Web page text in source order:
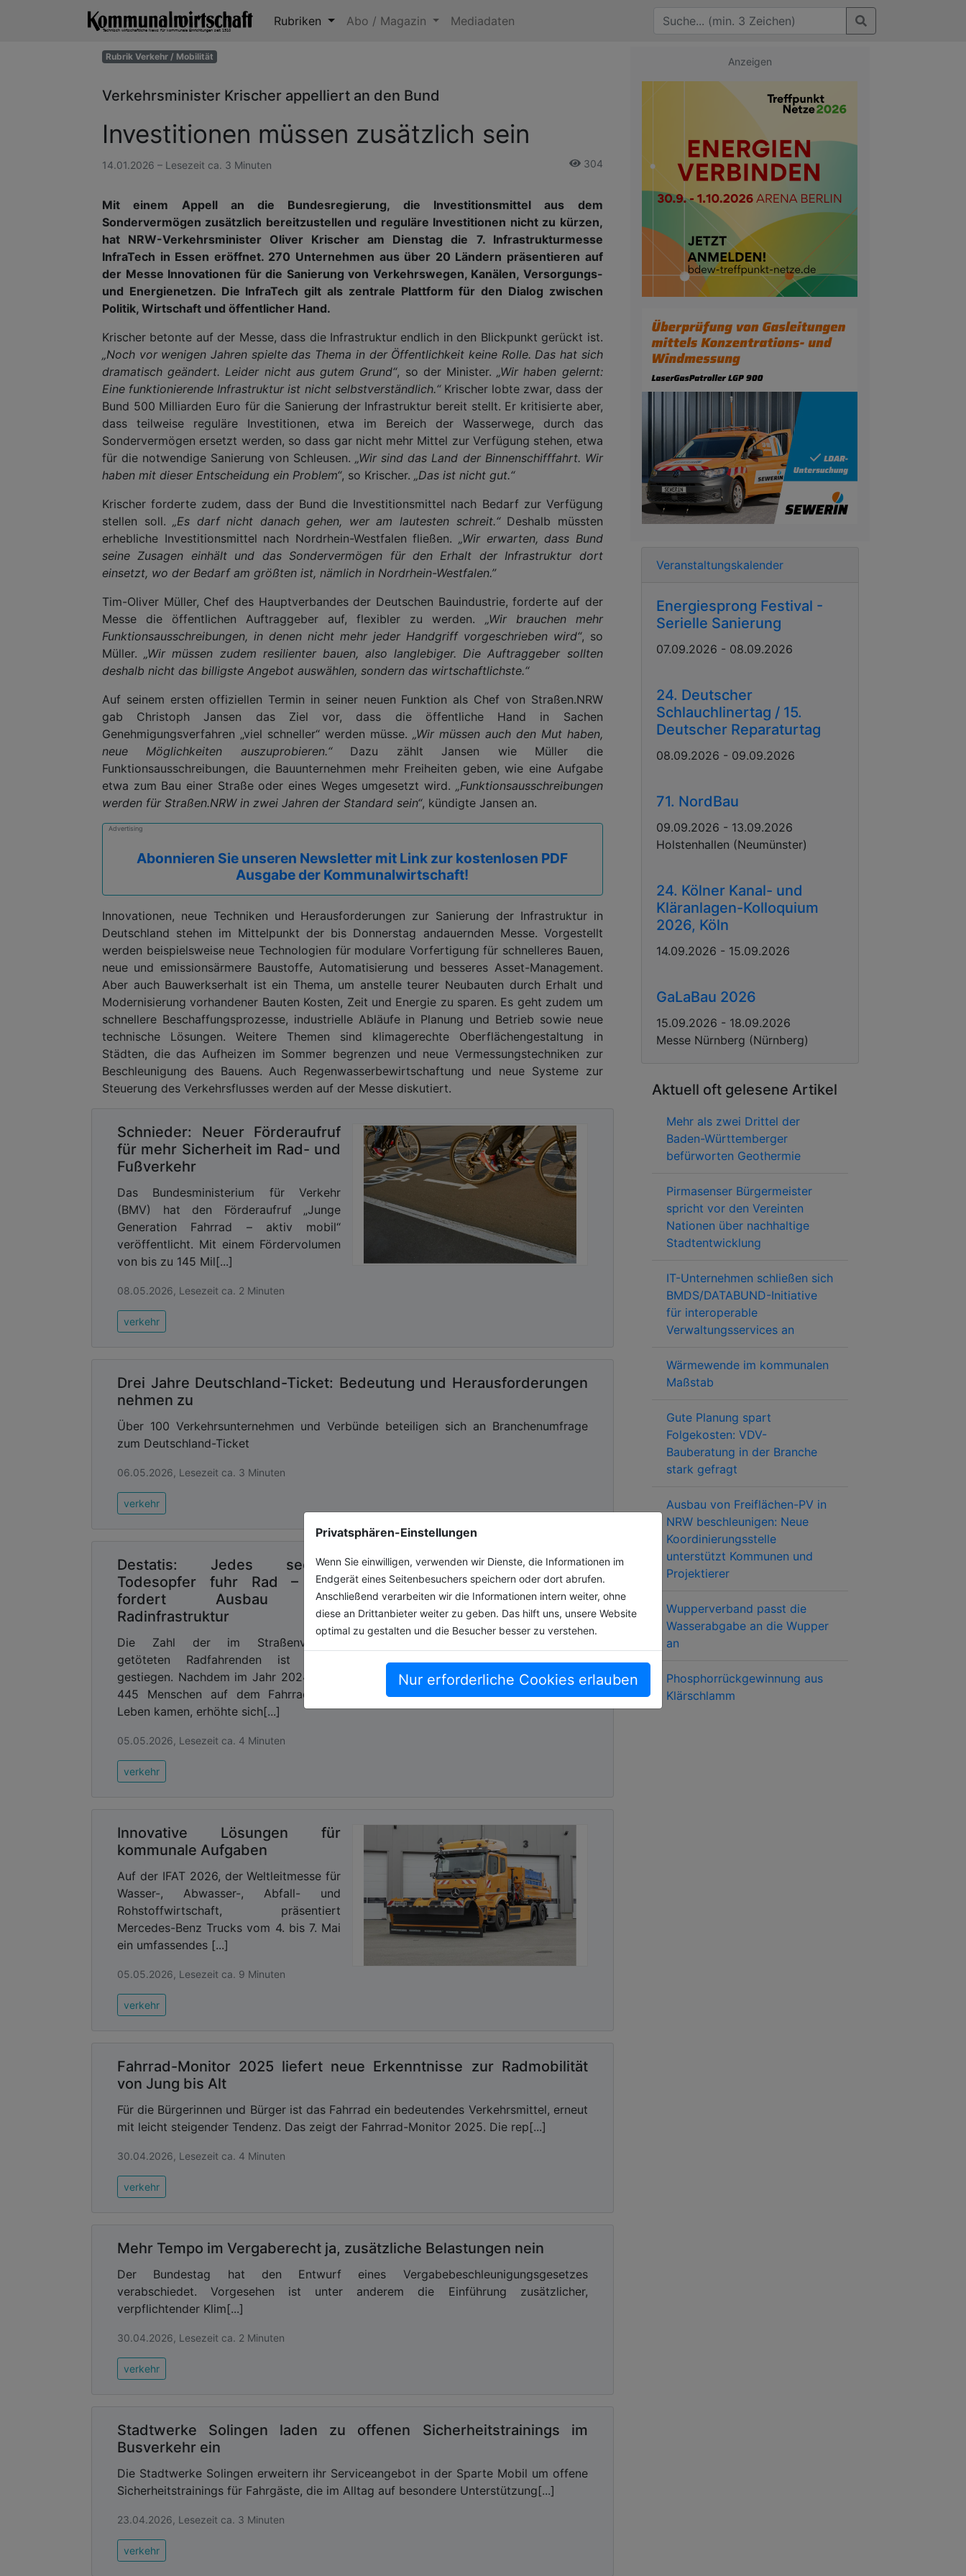
Rubriken Abo / Magazin Mediadaten
Privatsphären-Einstellungen
Wenn Sie einwilligen, verwenden wir Dienste, die Informationen im
Endgerät eines Seitenbesuchers speichern oder dort abrufen.
Anschließend verarbeiten wir die Informationen intern weiter, ohne
diese an Drittanbieter weiter zu geben. Das hilft uns, unsere Website
optimal zu gestalten und die Besucher besser zu verstehen.
Nur erforderliche Cookies erlauben
Rubrik Verkehr / Mobilität
Verkehrsminister Krischer appelliert an den Bund
Investitionen müssen zusätzlich sein
14.01.2026 – Lesezeit ca. 3 Minuten 304
Mit einem Appell an die Bundesregierung, die Investitionsmittel aus dem
Sondervermögen zusätzlich bereitzustellen und reguläre Investitionen nicht zu kürzen,
hat NRW-Verkehrsminister Oliver Krischer am Dienstag die 7. Infrastrukturmesse
InfraTech in Essen eröffnet. 270 Unternehmen aus über 20 Ländern präsentieren auf
der Messe Innovationen für die Sanierung von Verkehrswegen, Kanälen, Versorgungs-
und Energienetzen. Die InfraTech gilt als zentrale Plattform für den Dialog zwischen
Politik, Wirtschaft und öffentlicher Hand.
Krischer betonte auf der Messe, dass die Infrastruktur endlich in den Blickpunkt gerückt ist.
„Noch vor wenigen Jahren spielte das Thema in der Öffentlichkeit keine Rolle. Das hat sich
dramatisch geändert. Leider nicht aus gutem Grund“, so der Minister. „Wir haben gelernt:
Eine funktionierende Infrastruktur ist nicht selbstverständlich.“Krischer lobte zwar, dass der
Bund 500 Milliarden Euro für die Sanierung der Infrastruktur bereit stellt. Er kritisierte aber,
dass teilweise reguläre Investitionen, etwa im Bereich der Wasserwege, durch das
Sondervermögen ersetzt werden, so dass gar nicht mehr Mittel zur Verfügung stehen, etwa
für die notwendige Sanierung von Schleusen. „Wir sind das Land der Binnenschifffahrt. Wir
haben mit dieser Entscheidung ein Problem“, so Krischer. „Das ist nicht gut.“
Krischer forderte zudem, dass der Bund die Investitionsmittel nach Bedarf zur Verfügung
stellen soll. „Es darf nicht danach gehen, wer am lautesten schreit.“Deshalb müssten
erhebliche Investitionsmittel nach Nordrhein-Westfalen fließen. „Wir erwarten, dass Bund
seine Zusagen einhält und das Sondervermögen für den Erhalt der Infrastruktur dort
einsetzt, wo der Bedarf am größten ist, nämlich in Nordrhein-Westfalen.”
Tim-Oliver Müller, Chef des Hauptverbandes der Deutschen Bauindustrie, forderte auf der
Messe die öffentlichen Auftraggeber auf, flexibler zu werden. „Wir brauchen mehr
Funktionsausschreibungen, in denen nicht mehr jeder Handgriff vorgeschrieben wird“, so
Müller. „Wir müssen zudem resilienter bauen, also langlebiger. Die Auftraggeber sollten
deshalb nicht das billigste Angebot auswählen, sondern das wirtschaftlichste.“
Auf seinem ersten offiziellen Termin in seiner neuen Funktion als Chef von Straßen.NRW
gab Christoph Jansen das Ziel vor, dass die öffentliche Hand in Sachen
Genehmigungsverfahren „viel schneller“ werden müsse. „Wir müssen auch den Mut haben,
neue Möglichkeiten auszuprobieren.“Dazu zählt Jansen wie Müller die
Funktionsausschreibungen, die Bauunternehmen mehr Freiheiten geben, wie eine Aufgabe
etwa zum Bau einer Straße oder eines Weges umgesetzt wird. „Funktionsausschreibungen
werden für Straßen.NRW in zwei Jahren der Standard sein“, kündigte Jansen an.
Advertising
Abonnieren Sie unseren Newsletter mit Link zur kostenlosen PDF
Ausgabe der Kommunalwirtschaft!
Innovationen, neue Techniken und Herausforderungen zur Sanierung der Infrastruktur in
Deutschland stehen im Mittelpunkt der bis Donnerstag andauernden Messe. Vorgestellt
werden beispielsweise neue Technologien für modulare Vorfertigung für schnelleres Bauen,
neue und emissionsärmere Baustoffe, Automatisierung und besseres Asset-Management.
Aber auch Bauwerkserhalt ist ein Thema, um anstelle teurer Neubauten durch Erhalt und
Modernisierung vorhandener Bauten Kosten, Zeit und Energie zu sparen. Es geht zudem um
schnellere Beschaffungsprozesse, industrielle Abläufe in Planung und Betrieb sowie neue
technische Lösungen. Weitere Themen sind klimagerechte Oberflächengestaltung in
Städten, die das Aufheizen im Sommer begrenzen und neue Vermessungstechniken zur
Beschleunigung des Bauens. Auch Regenwasserbewirtschaftung und neue Systeme zur
Steuerung des Verkehrsflusses werden auf der Messe diskutiert.
Schnieder: Neuer Förderaufruf
für mehr Sicherheit im Rad- und
Fußverkehr
Das Bundesministerium für Verkehr
(BMV) hat den Förderaufruf „Junge
Generation Fahrrad – aktiv mobil“
veröffentlicht. Mit einem Fördervolumen
von bis zu 145 Mil[...]
08.05.2026, Lesezeit ca. 2 Minuten
verkehr
Drei Jahre Deutschland-Ticket: Bedeutung und Herausforderungen
nehmen zu
Über 100 Verkehrsunternehmen und Verbünde beteiligen sich an Branchenumfrage
zum Deutschland-Ticket
06.05.2026, Lesezeit ca. 3 Minuten
verkehr
Destatis: Jedes sechste
Todesopfer fuhr Rad – DVR
fordert Ausbau der
Radinfrastruktur
Die Zahl der im Straßenverkehr
getöteten Radfahrenden ist erneut
gestiegen. Nachdem im Jahr 2024 noch
445 Menschen auf dem Fahrrad ums
Leben kamen, erhöhte sich[...]
05.05.2026, Lesezeit ca. 4 Minuten
verkehr
Innovative Lösungen für
kommunale Aufgaben
Auf der IFAT 2026, der Weltleitmesse für
Wasser-, Abwasser-, Abfall- und
Rohstoffwirtschaft, präsentiert
Mercedes-Benz Trucks vom 4. bis 7. Mai
ein umfassendes [...]
05.05.2026, Lesezeit ca. 9 Minuten
verkehr
Fahrrad-Monitor 2025 liefert neue Erkenntnisse zur Radmobilität
von Jung bis Alt
Für die Bürgerinnen und Bürger ist das Fahrrad ein bedeutendes Verkehrsmittel, erneut
mit leicht steigender Tendenz. Das zeigt der Fahrrad-Monitor 2025. Die rep[...]
30.04.2026, Lesezeit ca. 4 Minuten
verkehr
Mehr Tempo im Vergaberecht ja, zusätzliche Belastungen nein
Der Bundestag hat den Entwurf eines Vergabebeschleunigungsgesetzes
verabschiedet. Vorgesehen ist unter anderem die Einführung zusätzlicher,
verpflichtender Klim[...]
30.04.2026, Lesezeit ca. 2 Minuten
verkehr
Stadtwerke Solingen laden zu offenen Sicherheitstrainings im
Busverkehr ein
Die Stadtwerke Solingen erweitern ihr Serviceangebot in der Sparte Mobil um offene
Sicherheitstrainings für Fahrgäste, die im Alltag auf besondere Unterstützung[...]
23.04.2026, Lesezeit ca. 3 Minuten
verkehr
Anzeigen
Veranstaltungskalender
Energiesprong Festival -
Serielle Sanierung
07.09.2026 - 08.09.2026
24. Deutscher
Schlauchlinertag / 15.
Deutscher Reparaturtag
08.09.2026 - 09.09.2026
71. NordBau
09.09.2026 - 13.09.2026
Holstenhallen (Neumünster)
24. Kölner Kanal- und
Kläranlagen-Kolloquium
2026, Köln
14.09.2026 - 15.09.2026
GaLaBau 2026
15.09.2026 - 18.09.2026
Messe Nürnberg (Nürnberg)
Aktuell oft gelesene Artikel
Mehr als zwei Drittel der
Baden-Württemberger
befürworten Geothermie
Pirmasenser Bürgermeister
spricht vor den Vereinten
Nationen über nachhaltige
Stadtentwicklung
IT-Unternehmen schließen sich
BMDS/DATABUND-Initiative
für interoperable
Verwaltungsservices an
Wärmewende im kommunalen
Maßstab
Gute Planung spart
Folgekosten: VDV-
Bauberatung in der Branche
stark gefragt
Ausbau von Freiflächen-PV in
NRW beschleunigen: Neue
Koordinierungsstelle
unterstützt Kommunen und
Projektierer
Wupperverband passt die
Wasserabgabe an die Wupper
an
Phosphorrückgewinnung aus
Klärschlamm